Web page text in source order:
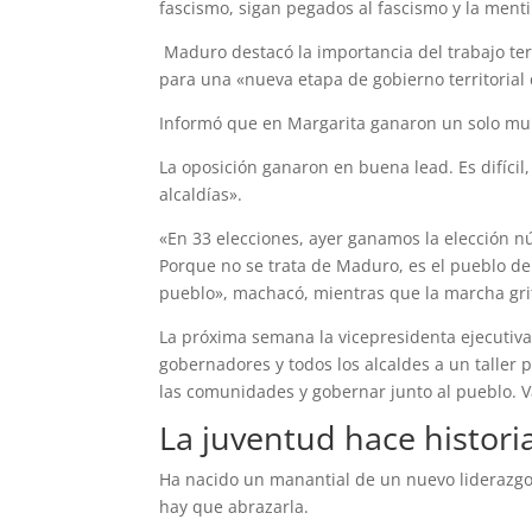
fascismo, sigan pegados al fascismo y la
Maduro destacó la importancia del trabajo
para una «nueva etapa de gobierno territorial
Informó que en Margarita ganaron un solo
La oposición ganaron en buena lead. Es
alcaldías».
«En 33 elecciones, ayer ganamos la elección
Porque no se trata de Maduro, es el pueblo
pueblo», machacó, mientras que la marcha
La próxima semana la vicepresidenta
gobernadores y todos los alcaldes a un taller
las comunidades y gobernar junto al pueblo.
La juventud hace
Ha nacido un manantial de un nuevo
hay que abrazarla.